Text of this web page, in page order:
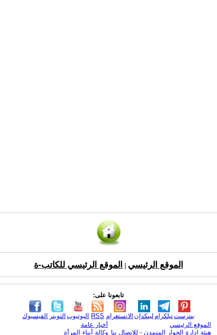
الموقع الرئيسي الموقع الرئيسي للكاتب-ة
تابعونا على:
الفيسبوك التويتر اليوتيوب RSS الانستغرام لينكدإن تيلكرامبنترست
الموقع الرئيسي
هيئة ادارة الحوار المتمدن - للإتصال بنا
أخبار عامة
وكالة أنباء المرأة